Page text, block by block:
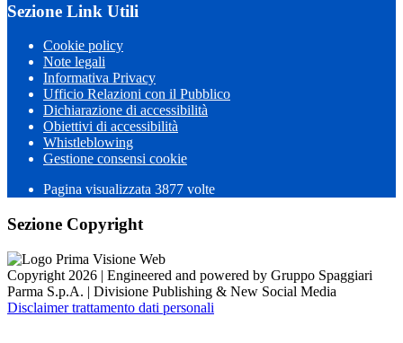
Sezione Link Utili
Cookie policy
Note legali
Informativa Privacy
Ufficio Relazioni con il Pubblico
Dichiarazione di accessibilità
Obiettivi di accessibilità
Whistleblowing
Gestione consensi cookie
Pagina visualizzata 3877 volte
Sezione Copyright
Copyright 2026 | Engineered and powered by Gruppo Spaggiari
Parma S.p.A. | Divisione Publishing & New Social Media
Disclaimer trattamento dati personali